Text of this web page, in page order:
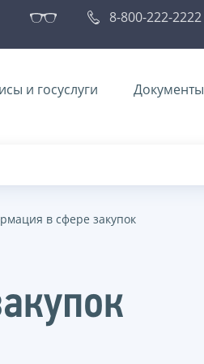
8-800-222-2222
и госуслуги Документы
в сфере закупок